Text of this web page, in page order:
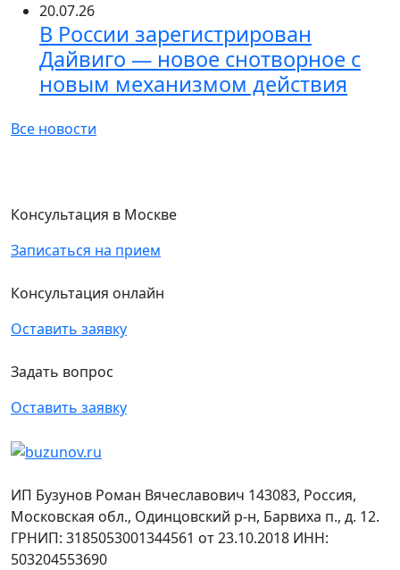
20.07.26
В России зарегистрирован
Дайвиго — новое снотворное с
новым механизмом действия
Все новости
Консультация в Москве
Записаться на прием
Консультация онлайн
Оставить заявку
Задать вопрос
Оставить заявку
ИП Бузунов Роман Вячеславович 143083, Россия,
Московская обл., Одинцовский р-н, Барвиха п., д. 12.
ГРНИП: 3185053001344561 от 23.10.2018 ИНН:
503204553690